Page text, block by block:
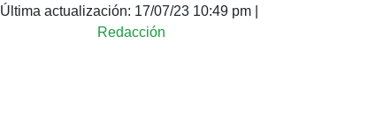
Última actualización: 17/07/23 10:49 pm
Redacción